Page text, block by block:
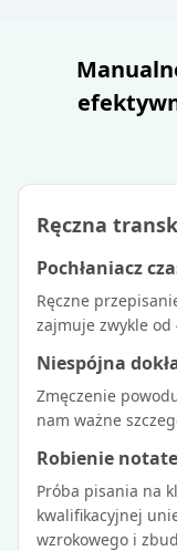
Ręczna
Pochłaniacz
Ręczne
zajmuje zwykle od
Niespójna
Zmęczenie
nam ważne
Robienie
Próba pisania na
kwalifikacyjnej
wzrokowego i